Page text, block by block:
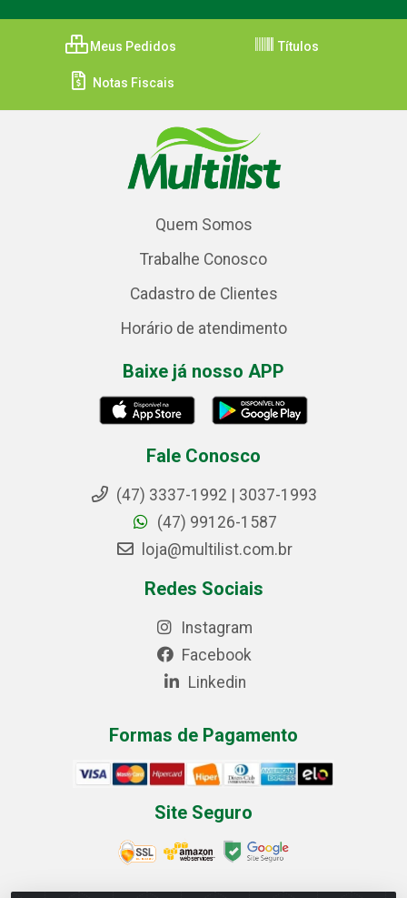
Meus Pedidos Títulos
Notas Fiscais
Quem Somos
Trabalhe Conosco
Cadastro de Clientes
Horário de atendimento
Baixe já nosso APP
Fale Conosco
(47) 3337-1992 | 3037-1993
(47) 99126-1587
loja@multilist.com.br
Redes Sociais
Instagram
Facebook
Linkedin
Formas de Pagamento
Site Seguro